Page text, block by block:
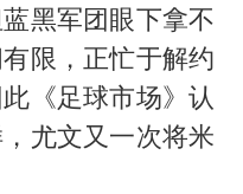
黑军团眼下拿不
限，正忙于解约
《足球市场》认
尤文又一次将米